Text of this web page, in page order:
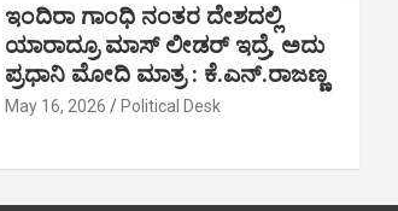
ಇಂದಿರಾ ಗಾಂಧಿ ನಂತರ ದೇಶದಲ್ಲಿ
ಯಾರಾದ್ರೂ ಮಾಸ್ ಲೀಡರ್ ಇದ್ರೆ, ಅದು
ಪ್ರಧಾನಿ ಮೋದಿ ಮಾತ್ರ : ಕೆ.ಎನ್.ರಾಜಣ್ಣ
May 16, 2026 Political Desk